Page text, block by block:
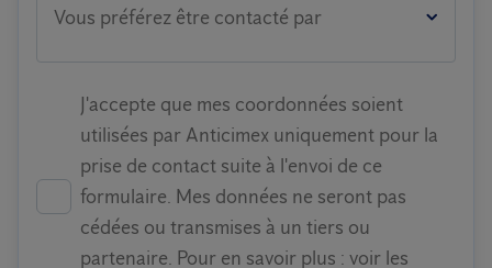
Vous préférez être contacté par
J'accepte que mes coordonnées soient
utilisées par Anticimex uniquement pour la
prise de contact suite à l'envoi de ce
formulaire. Mes données ne seront pas
cédées ou transmises à un tiers ou
partenaire. Pour en savoir plus : voir les